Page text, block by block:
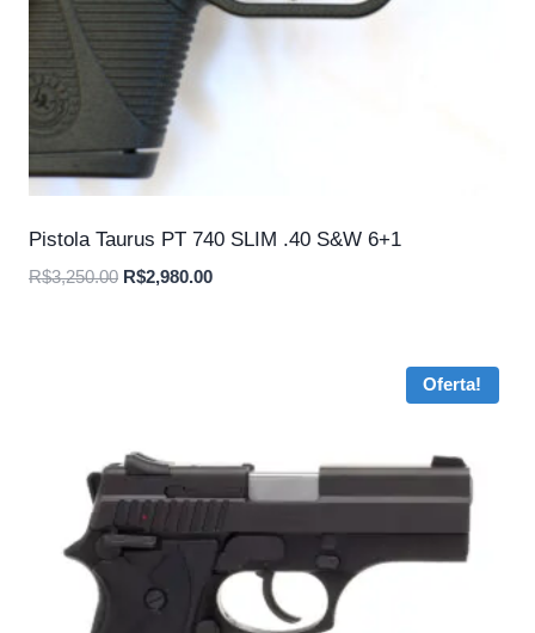
Pistola Taurus PT 740 SLIM .40 S&W 6+1
R$3,250.00 O
R$2,980.00O
Oferta!